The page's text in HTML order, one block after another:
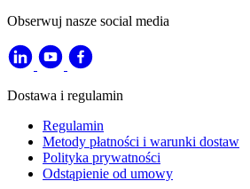
Obserwuj nasze social media
Dostawa i regulamin
Regulamin
Metody płatności i warunki dostaw
Polityka prywatności
Odstąpienie od umowy